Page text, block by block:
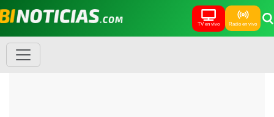
TV en vivo Radio en vivo